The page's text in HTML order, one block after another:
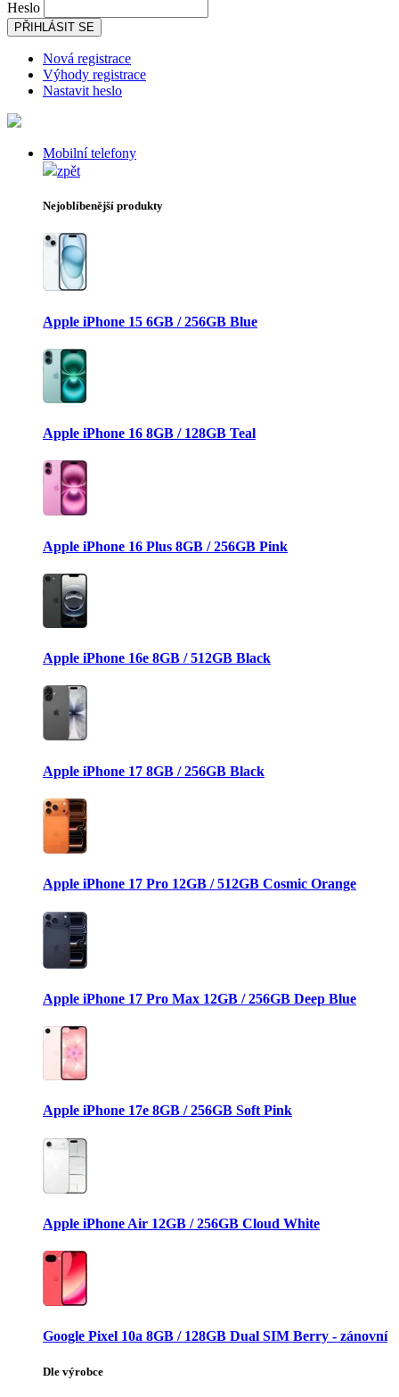
Heslo
PŘIHLÁSIT SE
Nová registrace
Výhody registrace
Nastavit heslo
Mobilní telefony
zpět
Nejoblíbenější produkty
Apple iPhone 15 6GB / 256GB Blue
Apple iPhone 16 8GB / 128GB Teal
Apple iPhone 16 Plus 8GB / 256GB Pink
Apple iPhone 16e 8GB / 512GB Black
Apple iPhone 17 8GB / 256GB Black
Apple iPhone 17 Pro 12GB / 512GB Cosmic Orange
Apple iPhone 17 Pro Max 12GB / 256GB Deep Blue
Apple iPhone 17e 8GB / 256GB Soft Pink
Apple iPhone Air 12GB / 256GB Cloud White
Google Pixel 10a 8GB / 128GB Dual SIM Berry - zánovní
Dle výrobce